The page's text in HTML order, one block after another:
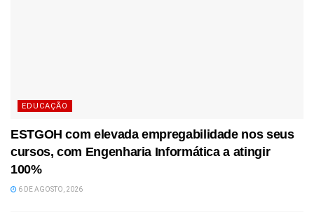
EDUCAÇÃO
ESTGOH com elevada empregabilidade nos seus
cursos, com Engenharia Informática a atingir
100%
6 DE AGOSTO, 2026